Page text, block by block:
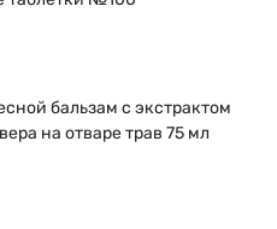
бальзам с экстрактом
на отваре трав 75 мл